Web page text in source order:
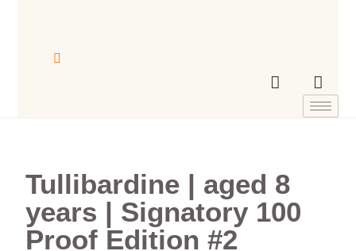
Tullibardine | aged 8
years | Signatory 100
Proof Edition #2